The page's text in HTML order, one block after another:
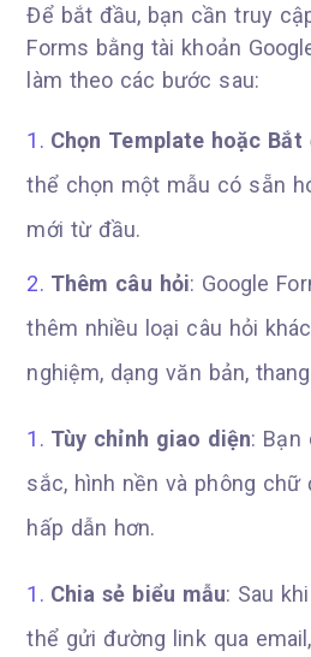
Để bắt đầu, bạn cần truy
Forms bằng tài khoản
làm theo các bước sau:
Chọn Template hoặc
thể chọn một mẫu có sẵn
mới từ đầu.
Thêm câu hỏi: Google
thêm nhiều loại câu hỏi
nghiệm, dạng văn bản,
Tùy chỉnh giao diện: Bạn
sắc, hình nền và phông
hấp dẫn hơn.
Chia sẻ biểu mẫu: Sau
thể gửi đường link qua